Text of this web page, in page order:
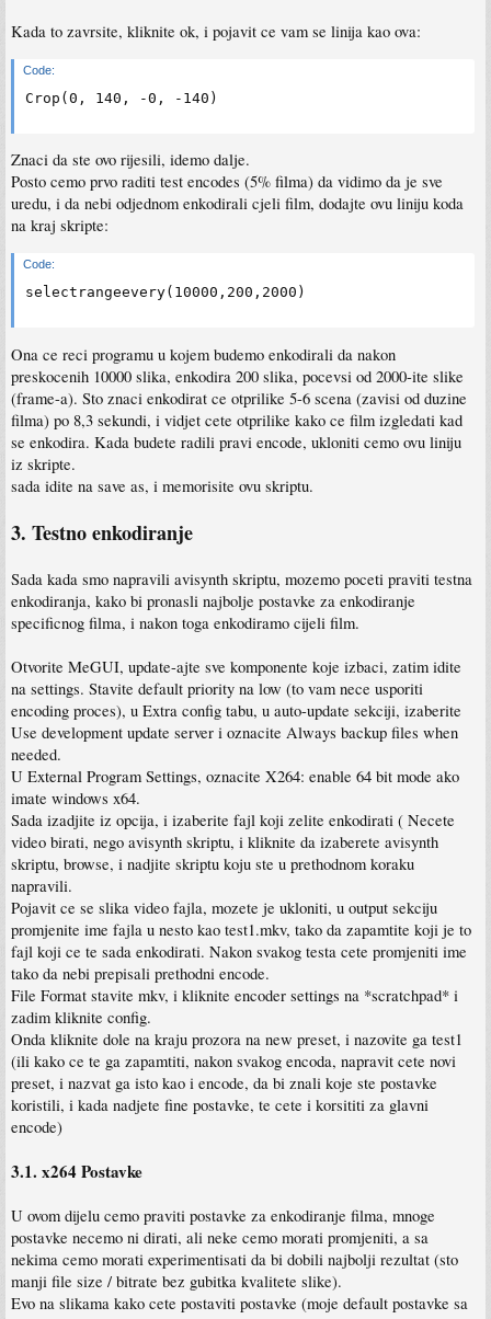
Kada to zavrsite, kliknite ok, i pojavit ce vam se linija kao ova:
Code:
Crop(0, 140, -0, -140)
Znaci da ste ovo rijesili, idemo dalje.
Posto cemo prvo raditi test encodes (5% filma) da vidimo da je sve
uredu, i da nebi odjednom enkodirali cjeli film, dodajte ovu liniju koda
na kraj skripte:
Code:
selectrangeevery(10000,200,2000)
Ona ce reci programu u kojem budemo enkodirali da nakon
preskocenih 10000 slika, enkodira 200 slika, pocevsi od 2000-ite slike
(frame-a). Sto znaci enkodirat ce otprilike 5-6 scena (zavisi od duzine
filma) po 8,3 sekundi, i vidjet cete otprilike kako ce film izgledati kad
se enkodira. Kada budete radili pravi encode, ukloniti cemo ovu liniju
iz skripte.
sada idite na save as, i memorisite ovu skriptu.
3. Testno enkodiranje
Sada kada smo napravili avisynth skriptu, mozemo poceti praviti testna
enkodiranja, kako bi pronasli najbolje postavke za enkodiranje
specificnog filma, i nakon toga enkodiramo cijeli film.
Otvorite MeGUI, update-ajte sve komponente koje izbaci, zatim idite
na settings. Stavite default priority na low (to vam nece usporiti
encoding proces), u Extra config tabu, u auto-update sekciji, izaberite
Use development update server i oznacite Always backup files when
needed.
U External Program Settings, oznacite X264: enable 64 bit mode ako
imate windows x64.
Sada izadjite iz opcija, i izaberite fajl koji zelite enkodirati ( Necete
video birati, nego avisynth skriptu, i kliknite da izaberete avisynth
skriptu, browse, i nadjite skriptu koju ste u prethodnom koraku
napravili.
Pojavit ce se slika video fajla, mozete je ukloniti, u output sekciju
promjenite ime fajla u nesto kao test1.mkv, tako da zapamtite koji je to
fajl koji ce te sada enkodirati. Nakon svakog testa cete promjeniti ime
tako da nebi prepisali prethodni encode.
File Format stavite mkv, i kliknite encoder settings na *scratchpad* i
zadim kliknite config.
Onda kliknite dole na kraju prozora na new preset, i nazovite ga test1
(ili kako ce te ga zapamtiti, nakon svakog encoda, napravit cete novi
preset, i nazvat ga isto kao i encode, da bi znali koje ste postavke
koristili, i kada nadjete fine postavke, te cete i korsititi za glavni
encode)
3.1. x264 Postavke
U ovom dijelu cemo praviti postavke za enkodiranje filma, mnoge
postavke necemo ni dirati, ali neke cemo morati promjeniti, a sa
nekima cemo morati experimentisati da bi dobili najbolji rezultat (sto
manji file size / bitrate bez gubitka kvalitete slike).
Evo na slikama kako cete postaviti postavke (moje default postavke sa